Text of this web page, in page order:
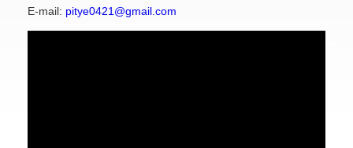
E-mail: pitye0421@gmail.com